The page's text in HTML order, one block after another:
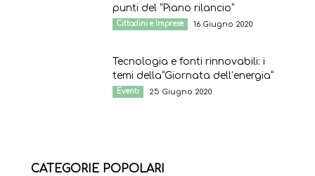
punti del “Piano rilancio”
Cittadini e Imprese 16 Giugno 2020
Tecnologia e fonti rinnovabili: i
temi della”Giornata dell’energia”
Eventi 25 Giugno 2020
CATEGORIE POPOLARI